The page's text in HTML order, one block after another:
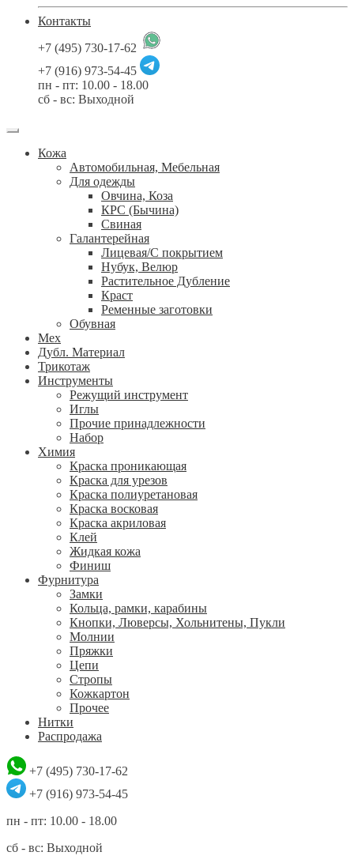
Контакты
+7 (495) 730-17-62
+7 (916) 973-54-45
пн - пт: 10.00 - 18.00
сб - вс: Выходной
Кожа
Автомобильная, Мебельная
Для одежды
Овчина, Коза
КРС (Бычина)
Свиная
Галантерейная
Лицевая/С покрытием
Нубук, Велюр
Растительное Дубление
Краст
Ременные заготовки
Обувная
Мех
Дубл. Материал
Трикотаж
Инструменты
Режущий инструмент
Иглы
Прочие принадлежности
Набор
Химия
Краска проникающая
Краска для урезов
Краска полиуретановая
Краска восковая
Краска акриловая
Клей
Жидкая кожа
Финиш
Фурнитура
Замки
Кольца, рамки, карабины
Кнопки, Люверсы, Хольнитены, Пукли
Молнии
Пряжки
Цепи
Стропы
Кожкартон
Прочее
Нитки
Распродажа
+7 (495) 730-17-62
+7 (916) 973-54-45
пн - пт: 10.00 - 18.00
сб - вс: Выходной